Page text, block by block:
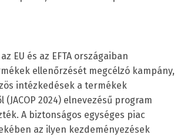
EU és az EFTA országaiban
ellenőrzését megcélzó kampány,
intézkedések a termékek
(JACOP 2024) elnevezésű program
A biztonságos egységes piac
az ilyen kezdeményezések